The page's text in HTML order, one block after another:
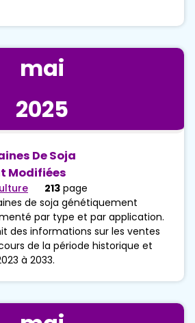
mai
2025
De Soja
Modifiées
213 page
de soja génétiquement
par type et par application.
des informations sur les ventes
de la période historique et
à 2033.